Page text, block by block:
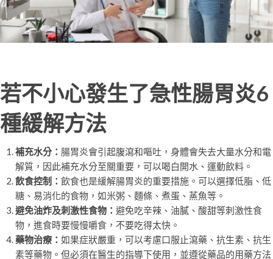
若不小心發生了急性腸胃炎6
種緩解方法
補充水分： 腸胃炎會引起腹瀉和嘔吐，身體會失去大量水分和電
解質，因此補充水分至關重要，可以喝白開水、運動飲料。
飲食控制： 飲食也是緩解腸胃炎的重要措施。可以選擇低脂、低
糖、易消化的食物，如米粥、麵條、煮蛋、蒸魚等。
避免油炸及刺激性食物： 避免吃辛辣、油膩、酸甜等刺激性食
物，進食時要慢慢嚼食，不要吃得太快。
藥物治療： 如果症狀嚴重，可以考慮口服止瀉藥、抗生素、抗生
素等藥物。但必須在醫生的指導下使用，並遵從藥品的用藥方法